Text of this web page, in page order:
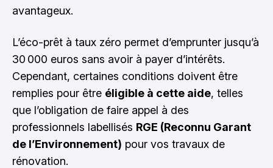
avantageux.
L’éco-prêt à taux zéro permet d’emprunter jusqu’à
30 000 euros sans avoir à payer d’intérêts.
Cependant, certaines conditions doivent être
remplies pour être éligible à cette aide, telles
que l’obligation de faire appel à des
professionnels labellisés RGE (Reconnu Garant
de l’Environnement) pour vos travaux de
rénovation.